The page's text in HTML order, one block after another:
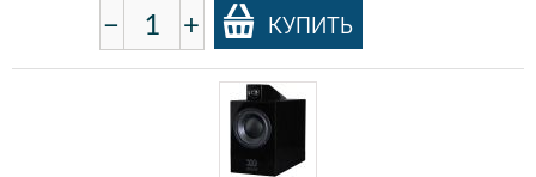
− + КУПИТЬ